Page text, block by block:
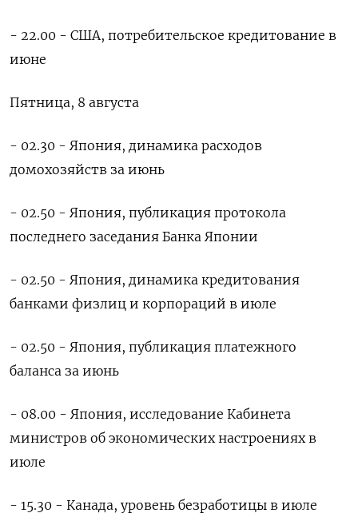
- 22.00 - США, потребительское кредитование в
июне
Пятница, 8 августа
- 02.30 - Япония, динамика расходов
домохозяйств за июнь
- 02.50 - Япония, публикация протокола
последнего заседания Банка Японии
- 02.50 - Япония, динамика кредитования
банками физлиц и корпораций в июле
- 02.50 - Япония, публикация платежного
баланса за июнь
- 08.00 - Япония, исследование Кабинета
министров об экономических настроениях в
июле
- 15.30 - Канада, уровень безработицы в июле